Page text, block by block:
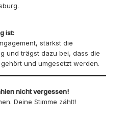
ist:
stärkst die
und trägst dazu bei, dass die
und umgesetzt werden.
nicht vergessen!
Deine Stimme zählt!